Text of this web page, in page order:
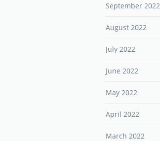
September 2022
August 2022
July 2022
June 2022
May 2022
April 2022
March 2022